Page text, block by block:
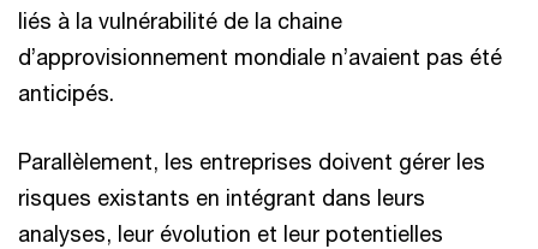
liés à la vulnérabilité de la chaine
d’approvisionnement mondiale n’avaient pas été
anticipés.
Parallèlement, les entreprises doivent gérer les
risques existants en intégrant dans leurs
analyses, leur évolution et leur potentielles